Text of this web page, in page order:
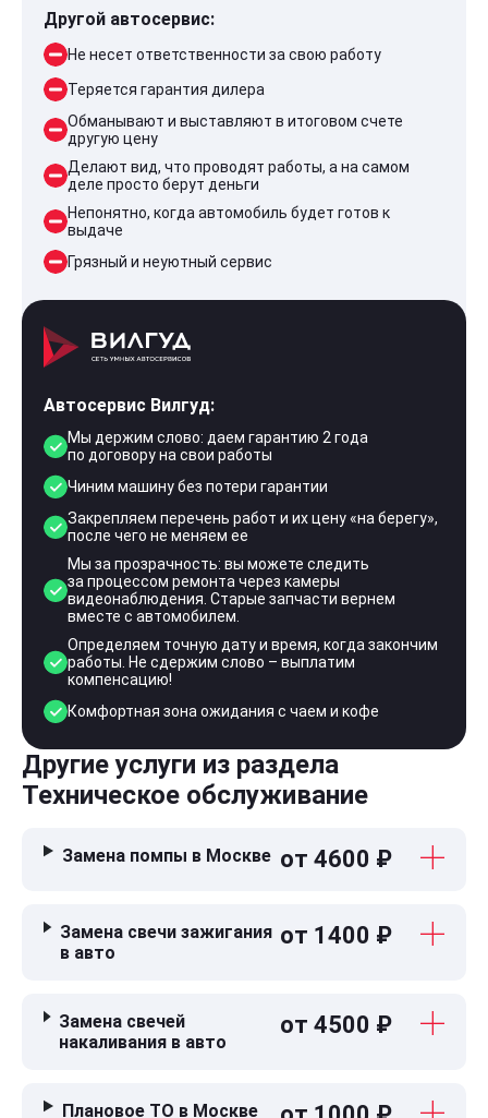
Другой автосервис:
Не несет ответственности за свою работу
Теряется гарантия дилера
Обманывают и выставляют в итоговом счете
другую цену
Делают вид, что проводят работы, а на самом
деле просто берут деньги
Непонятно, когда автомобиль будет готов к
выдаче
Грязный и неуютный сервис
Автосервис Вилгуд:
Мы держим слово: даем гарантию 2 года
по договору на свои работы
Чиним машину без потери гарантии
Закрепляем перечень работ и их цену «на берегу»,
после чего не меняем ее
Мы за прозрачность: вы можете следить
за процессом ремонта через камеры
видеонаблюдения. Старые запчасти вернем
вместе с автомобилем.
Определяем точную дату и время, когда закончим
работы. Не сдержим слово – выплатим
компенсацию!
Комфортная зона ожидания с чаем и кофе
Другие услуги из раздела
Техническое обслуживание
Замена помпы в Москве от 4600 ₽
Замена свечи зажигания
в авто
от 1400 ₽
Замена свечей
накаливания в авто
от 4500 ₽
Плановое ТО в Москве